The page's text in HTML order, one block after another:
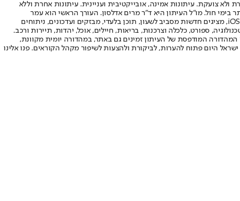
צועקת. עיתונות אמינה, אובייקטיבית ועניינית. עיתונות אחרת וללא
בעל שיעור החשיפה הגבוה ביותר בימי חול. מו"ל העיתון היא ד"ר מרים אדלסון. העורך הראשי הוא עמר
לחמנוביץ, והעורך המייסד הוא עמוס רגב. אתרי האינטרנט של "ישראל היום" בעברית ובאנגלית, כמו כן היישומונים (אפליקציות) לאנדרואיד ול-iOS, מציגים חדשות מסביב לשעון, תוכן בלעדי, מבזקים ועדכונים, ניתוחים
ספורט, כלכלה וצרכנות, בריאות, חיילים, אוכל, יהדות, תיירות ורכב.
המהדורה המודפסת של העיתון זמינים גם באתר, במהדורה יומית מקוונת,
היום פתוח להערות, לביקורת ולהצעות לשיפור מקהל הקוראים. פנו אלינו